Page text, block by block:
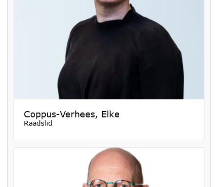
Coppus-Verhees, Elke
Raadslid